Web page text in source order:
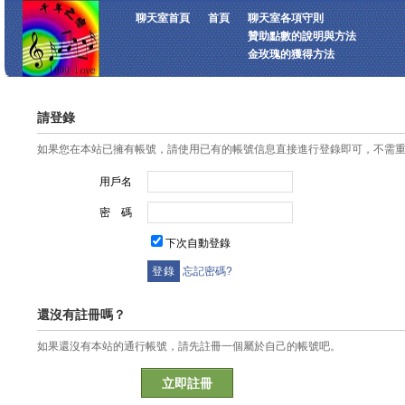
聊天室首頁 首頁
聊天室各項守則
贊助點數的說明與方法
金玫瑰的獲得方法
請登錄
如果您在本站已擁有帳號，請使用已有的帳號信息直接進行登錄即可，不需
用戶名
密 碼
下次自動登錄
忘記密碼?
還沒有註冊嗎？
如果還沒有本站的通行帳號，請先註冊一個屬於自己的帳號吧。
立即註冊